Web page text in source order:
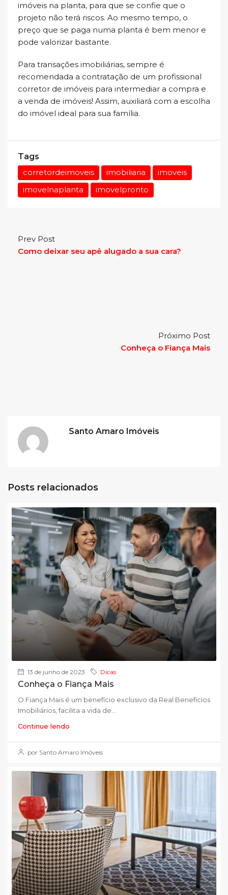
imóveis na planta, para que se confie que o
projeto não terá riscos. Ao mesmo tempo, o
preço que se paga numa planta é bem menor e
pode valorizar bastante.
Para transações imobiliárias, sempre é
recomendada a contratação de um profissional
corretor de imóveis para intermediar a compra e
a venda de imóveis! Assim, auxiliará com a escolha
do imóvel ideal para sua família.
Tags
corretordeimoveis
imobiliaria
imoveis
imovelnaplanta
imovelpronto
Prev Post
Como deixar seu apê alugado a sua cara?
Próximo Post
Conheça o Fiança Mais
Santo Amaro Imóveis
Posts relacionados
13 de junho de 2023 Dicas
Conheça o Fiança Mais
O Fiança Mais é um benefício exclusivo da Real Benefícios
Imobiliários, facilita a vida de...
Continue lendo
por Santo Amaro Imóveis